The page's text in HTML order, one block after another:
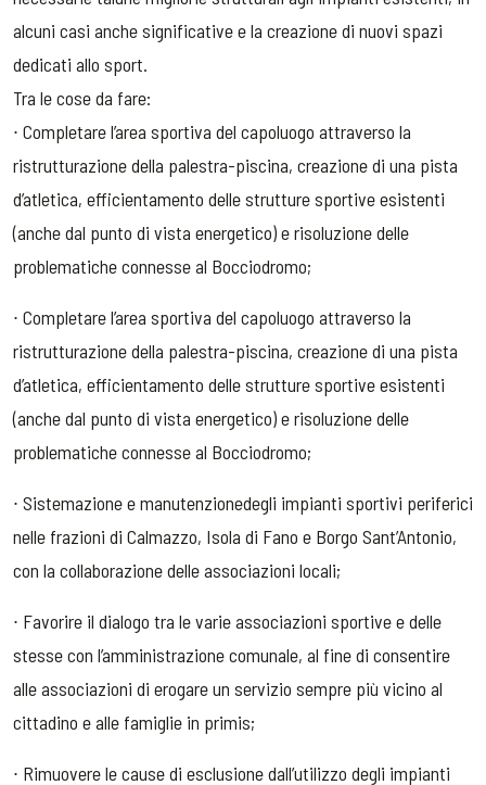
alcuni casi anche significative e la creazione di nuovi spazi
dedicati allo sport.
Tra le cose da fare:
∙ Completare l’area sportiva del capoluogo attraverso la
ristrutturazione della palestra-piscina, creazione di una pista
d’atletica, efficientamento delle strutture sportive esistenti
(anche dal punto di vista energetico) e risoluzione delle
problematiche connesse al Bocciodromo;
∙ Completare l’area sportiva del capoluogo attraverso la
ristrutturazione della palestra-piscina, creazione di una pista
d’atletica, efficientamento delle strutture sportive esistenti
(anche dal punto di vista energetico) e risoluzione delle
problematiche connesse al Bocciodromo;
∙ Sistemazione e manutenzionedegli impianti sportivi periferici
nelle frazioni di Calmazzo, Isola di Fano e Borgo Sant’Antonio,
con la collaborazione delle associazioni locali;
∙ Favorire il dialogo tra le varie associazioni sportive e delle
stesse con l’amministrazione comunale, al fine di consentire
alle associazioni di erogare un servizio sempre più vicino al
cittadino e alle famiglie in primis;
∙ Rimuovere le cause di esclusione dall’utilizzo degli impianti